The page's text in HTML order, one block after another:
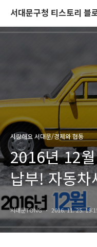
서대문구청 티스토리 블
사랑해요 서대문/경제와 협동
2016년 12
납부! 자동차
조회방법은?
서대문TONG 2016. 11. 25.